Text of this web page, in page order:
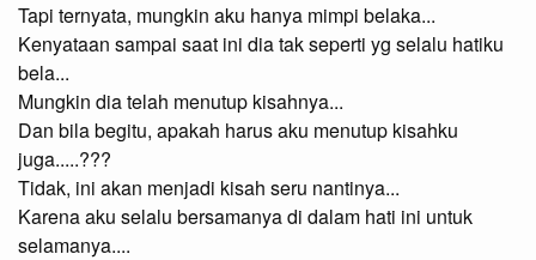
Tapi ternyata, mungkin aku hanya mimpi belaka...
Kenyataan sampai saat ini dia tak seperti yg selalu hatiku
bela...
Mungkin dia telah menutup kisahnya...
Dan bila begitu, apakah harus aku menutup kisahku
juga.....???
Tidak, ini akan menjadi kisah seru nantinya...
Karena aku selalu bersamanya di dalam hati ini untuk
selamanya....